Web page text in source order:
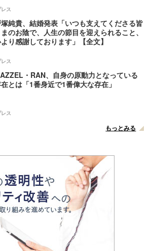
ス
塚純貴、結婚発表「いつも支えてくださる皆
のお陰で、人生の節目を迎えられること、
り感謝しております」【全文】
ス
・RAN、自身の原動力となっている
とは「1番身近で1番偉大な存在」
ス
もっとみる